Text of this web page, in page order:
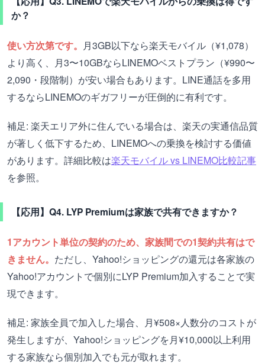
か？
使い方次第です。 月3GB以下なら楽天モバイル（¥1,078）
より高く、月3〜10GBならLINEMOベストプラン（¥990〜
2,090・段階制）が安い場合もあります。LINE通話を多用
するならLINEMOのギガフリーが圧倒的に有利です。
補足: 楽天エリア外に住んでいる場合は、楽天の実通信品質
が著しく低下するため、LINEMOへの乗換を検討する価値
があります。詳細比較は楽天モバイル vs LINEMO比較記事
を参照。
【応用】Q4. LYP Premiumは家族で共有できますか？
1アカウント単位の契約のため、家族間での1契約共有はで
きません。 ただし、Yahoo!ショッピングの還元は各家族の
Yahoo!アカウントで個別にLYP Premium加入することで実
現できます。
補足: 家族全員で加入した場合、月¥508×人数分のコストが
発生しますが、Yahoo!ショッピングを月¥10,000以上利用
する家族なら個別加入でも元が取れます。